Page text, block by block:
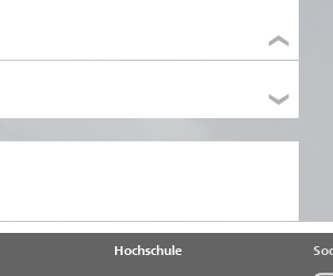
Hochschule